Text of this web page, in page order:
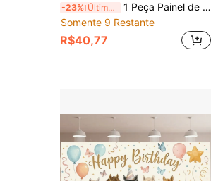
-23% Últimos 3 dias
1 Peça Painel de Bottom 2D de Poliéster com Tema de Cowboy Ocidental, Decoração de Celeiro e Cavalo, Adequado para Festa com Tema Ocidental Interna/Externa, Reunião Campestre, Cabine de Fotos, Decoração de Parede, Decoração Doméstica, Bottom de Evento, Múltiplos Tamanhos Disponíveis
Somente 9 Restante
R$40,77